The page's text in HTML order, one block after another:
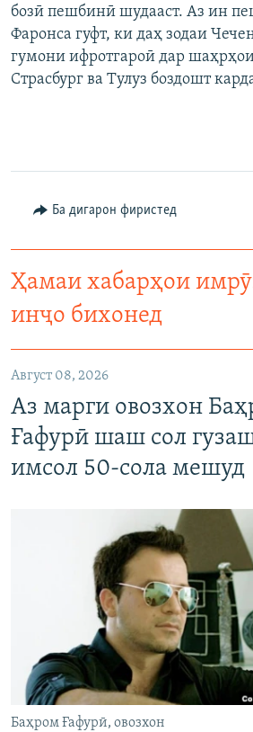
бозӣ пешбинӣ шудааст. Аз ин
Фаронса гуфт, ки даҳ зодаи
гумони ифротгароӣ дар
Страсбург ва Тулуз боздошт
Ба дигарон фиристед
Ҳамаи хабарҳои
инҷо бихонед
Август 08, 2026
Аз марги овозхон
Ғафурӣ шаш сол
имсол 50-сола мешуд
Баҳром Ғафурӣ, овозхон